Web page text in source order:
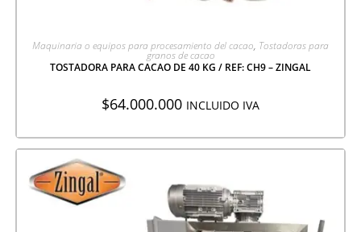
AGREGAR A COTIZACIÓN
Maquinaria o equipos para procesamiento del cacao, Tostadoras para
granos de cacao
TOSTADORA PARA CACAO DE 40 KG / REF: CH9 – ZINGAL
$64.000.000 INCLUIDO IVA